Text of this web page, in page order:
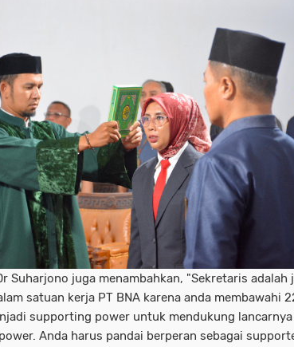
Suharjono juga menambahkan, "Sekretaris adalah
satuan kerja PT BNA karena anda membawahi
supporting power untuk mendukung lancarnya
Anda harus pandai berperan sebagai